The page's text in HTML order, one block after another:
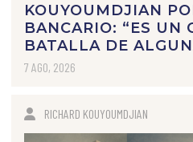
KOUYOUMDJIAN
BANCARIO: “ES UN
BATALLA DE
7 AGO, 2026
RICHARD KOUYOUMDJIAN